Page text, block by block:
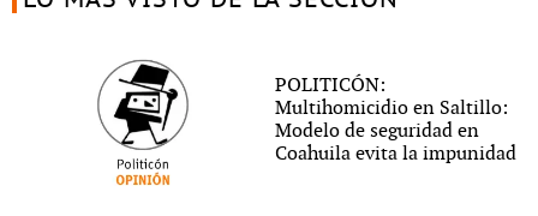
POLITICÓN:
Multihomicidio en Saltillo:
Modelo de seguridad en
Coahuila evita la impunidad